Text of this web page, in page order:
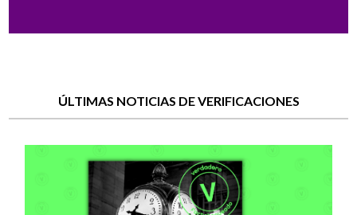
ÚLTIMAS NOTICIAS DE VERIFICACIONES